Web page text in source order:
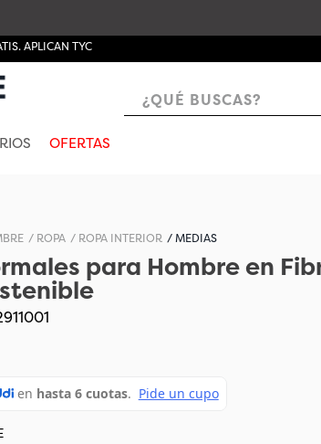
APLICAN TYC
¿QUÉ BUSCAS?
OFERTAS
ROPA ROPA INTERIOR MEDIAS
para Hombre en